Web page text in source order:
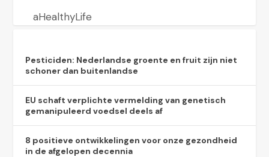
aHealthyLife
Pesticiden: Nederlandse groente en fruit zijn niet
schoner dan buitenlandse
EU schaft verplichte vermelding van genetisch
gemanipuleerd voedsel deels af
8 positieve ontwikkelingen voor onze gezondheid
in de afgelopen decennia